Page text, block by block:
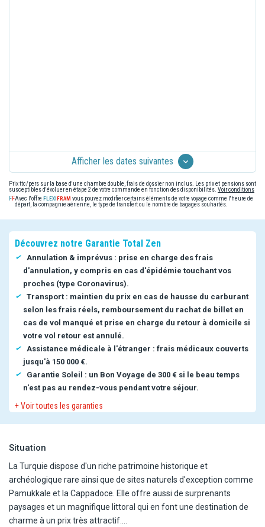
Afficher les dates suivantes
Prix ttc/pers sur la base d'une chambre double, frais de dossier non inclus. Les prix et pensions sont
susceptibles d'évoluer en étape 2 de votre commande en fonction des disponibilités. Voir conditions
Avec l'offre
vous pouvez modifier certains éléments de votre voyage comme l'heure de
départ, la compagnie aérienne, le type de transfert ou le nombre de bagages souhaités.
Découvrez notre Garantie Total Zen
Annulation & imprévus : prise en charge des frais
d'annulation, y compris en cas d'épidémie touchant vos
proches (type Coronavirus).
Transport : maintien du prix en cas de hausse du carburant
selon les frais réels, remboursement du rachat de billet en
cas de vol manqué et prise en charge du retour à domicile si
votre vol retour est annulé.
Assistance médicale à l'étranger : frais médicaux couverts
jusqu'à 150 000 €.
Garantie Soleil : un Bon Voyage de 300 € si le beau temps
n'est pas au rendez-vous pendant votre séjour.
+ Voir toutes les garanties
Situation
La Turquie dispose d'un riche patrimoine historique et
archéologique rare ainsi que de sites naturels d'exception comme
Pamukkale et la Cappadoce. Elle offre aussi de surprenants
paysages et un magnifique littoral qui en font une destination de
charme à un prix très attractif.